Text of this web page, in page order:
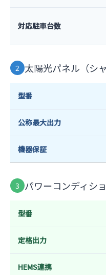
対応駐車台数
2 太陽光パネル（シ
型番
公称最大出力
機器保証
3 パワーコンディシ
型番
定格出力
HEMS連携